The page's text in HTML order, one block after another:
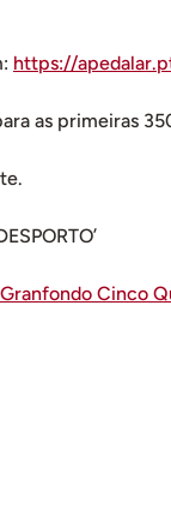
https://
as primeiras
Cinco